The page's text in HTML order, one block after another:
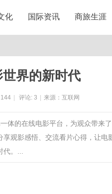
化 国际资讯 商旅生涯
界的新时代
144 评论: 3 来源：互联网
体的在线电影平台，为观众带来了
观影感悟、交流看片心得，让电
。...